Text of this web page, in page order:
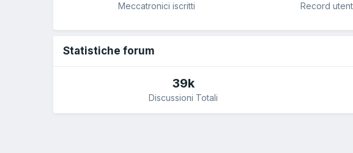
Meccatronici iscritti Record
Statistiche forum
39k
Discussioni Totali